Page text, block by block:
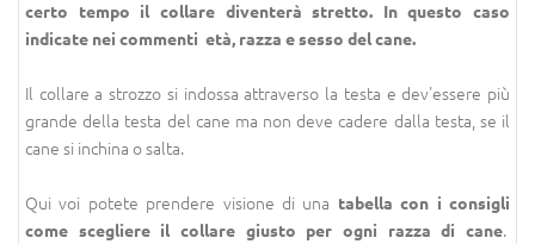
certo tempo il collare diventerà stretto. In questo caso
indicate nei commenti età, razza e sesso del cane.
Il collare a strozzo si indossa attraverso la testa e dev'essere più
grande della testa del cane ma non deve cadere dalla testa, se il
cane si inchina o salta.
Qui voi potete prendere visione di una tabella con i consigli
come scegliere il collare giusto per ogni razza di cane.